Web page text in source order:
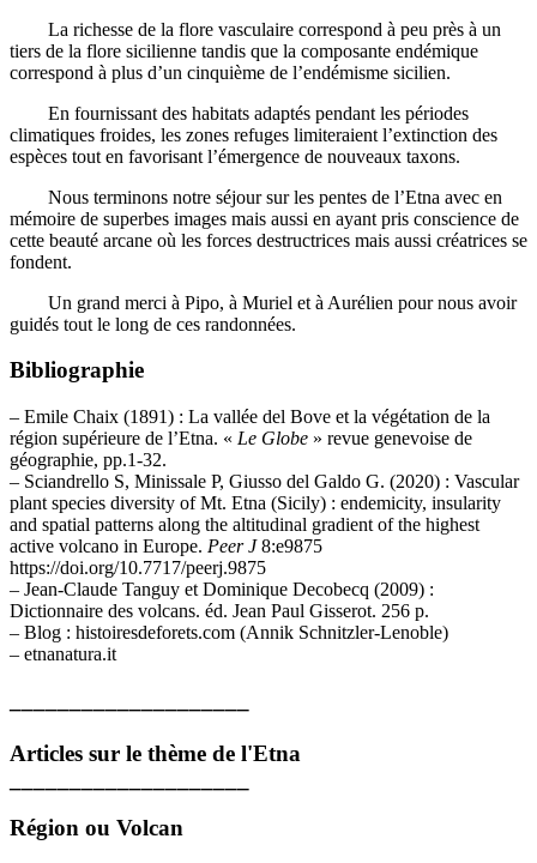
La richesse de la flore vasculaire correspond à peu près à un
tiers de la flore sicilienne tandis que la composante endémique
correspond à plus d’un cinquième de l’endémisme sicilien.
En fournissant des habitats adaptés pendant les périodes
climatiques froides, les zones refuges limiteraient l’extinction des
espèces tout en favorisant l’émergence de nouveaux taxons.
Nous terminons notre séjour sur les pentes de l’Etna avec en
mémoire de superbes images mais aussi en ayant pris conscience de
cette beauté arcane où les forces destructrices mais aussi créatrices se
fondent.
Un grand merci à Pipo, à Muriel et à Aurélien pour nous avoir
guidés tout le long de ces randonnées.
Bibliographie
– Emile Chaix (1891) : La vallée del Bove et la végétation de la
région supérieure de l’Etna. « Le Globe » revue genevoise de
géographie, pp.1-32.
– Sciandrello S, Minissale P, Giusso del Galdo G. (2020) : Vascular
plant species diversity of Mt. Etna (Sicily) : endemicity, insularity
and spatial patterns along the altitudinal gradient of the highest
active volcano in Europe. Peer J8:e9875
https://doi.org/10.7717/peerj.9875
– Jean-Claude Tanguy et Dominique Decobecq (2009) :
Dictionnaire des volcans. éd. Jean Paul Gisserot. 256 p.
– Blog : histoiresdeforets.com (Annik Schnitzler-Lenoble)
– etnanatura.it
Articles sur le thème de l'Etna
Région ou Volcan